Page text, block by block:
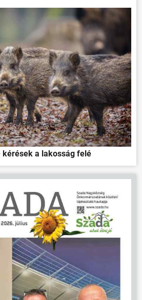
a lakosság felé